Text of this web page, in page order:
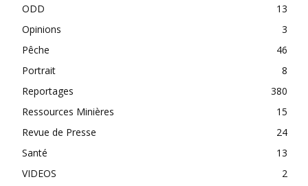
ODD
13
Opinions
3
Pêche
46
Portrait
8
Reportages
380
Ressources Minières
15
Revue de Presse
24
Santé
13
VIDEOS
2